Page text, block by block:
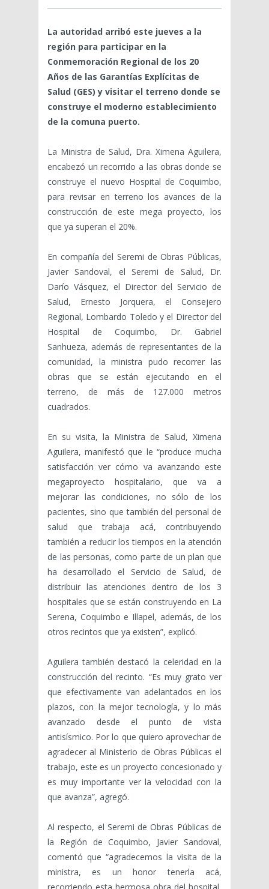
La autoridad arribó este jueves a la
región para participar en la
Conmemoración Regional de los 20
Años de las Garantías Explícitas de
Salud (GES) y visitar el terreno donde se
construye el moderno establecimiento
de la comuna puerto.
La Ministra de Salud, Dra. Ximena Aguilera,
encabezó un recorrido a las obras donde se
construye el nuevo Hospital de Coquimbo,
para revisar en terreno los avances de la
construcción de este mega proyecto, los
que ya superan el 20%.
En compañía del Seremi de Obras Públicas,
Javier Sandoval, el Seremi de Salud, Dr.
Darío Vásquez, el Director del Servicio de
Salud, Ernesto Jorquera, el Consejero
Regional, Lombardo Toledo y el Director del
Hospital de Coquimbo, Dr. Gabriel
Sanhueza, además de representantes de la
comunidad, la ministra pudo recorrer las
obras que se están ejecutando en el
terreno, de más de 127.000 metros
cuadrados.
En su visita, la Ministra de Salud, Ximena
Aguilera, manifestó que le “produce mucha
satisfacción ver cómo va avanzando este
megaproyecto hospitalario, que va a
mejorar las condiciones, no sólo de los
pacientes, sino que también del personal de
salud que trabaja acá, contribuyendo
también a reducir los tiempos en la atención
de las personas, como parte de un plan que
ha desarrollado el Servicio de Salud, de
distribuir las atenciones dentro de los 3
hospitales que se están construyendo en La
Serena, Coquimbo e Illapel, además, de los
otros recintos que ya existen”, explicó.
Aguilera también destacó la celeridad en la
construcción del recinto. “Es muy grato ver
que efectivamente van adelantados en los
plazos, con la mejor tecnología, y lo más
avanzado desde el punto de vista
antisísmico. Por lo que quiero aprovechar de
agradecer al Ministerio de Obras Públicas el
trabajo, este es un proyecto concesionado y
es muy importante ver la velocidad con la
que avanza”, agregó.
Al respecto, el Seremi de Obras Públicas de
la Región de Coquimbo, Javier Sandoval,
comentó que “agradecemos la visita de la
ministra, es un honor tenerla acá,